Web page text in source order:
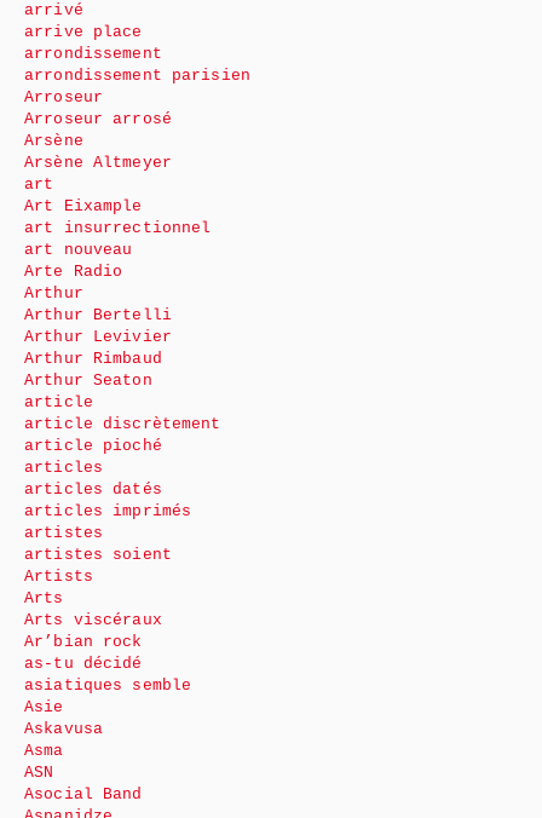
arrivé
arrive place
arrondissement
arrondissement parisien
Arroseur
Arroseur arrosé
Arsène
Arsène Altmeyer
art
Art Eixample
art insurrectionnel
art nouveau
Arte Radio
Arthur
Arthur Bertelli
Arthur Levivier
Arthur Rimbaud
Arthur Seaton
article
article discrètement
article pioché
articles
articles datés
articles imprimés
artistes
artistes soient
Artists
Arts
Arts viscéraux
Ar’bian rock
as-tu décidé
asiatiques semble
Asie
Askavusa
Asma
ASN
Asocial Band